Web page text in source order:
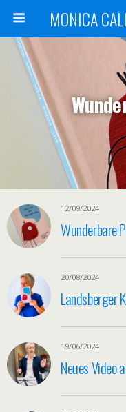
12/09/2024
Wunderbare
20/08/2024
Landsberger
19/06/2024
Neues Video